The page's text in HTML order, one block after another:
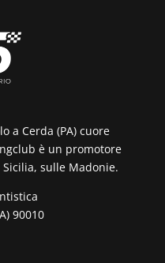
a Cerda (PA) cuore
è un promotore
sulle Madonie.
90010